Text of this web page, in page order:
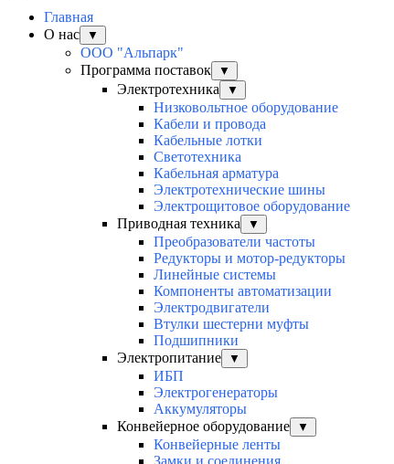
Главная
О нас
▼
ООО "Альпарк"
Программа поставок
▼
Электротехника ▼
Низковольтное оборудование
Кабели и провода
Кабельные лотки
Светотехника
Кабельная арматура
Электротехнические шины
Электрощитовое оборудование
Приводная техника
▼
Преобразователи частоты
Редукторы и мотор-редукторы
Линейные системы
Компоненты автоматизации
Электродвигатели
Втулки шестерни муфты
Подшипники
Электропитание
▼
ИБП
Электрогенераторы
Аккумуляторы
Конвейерное оборудование
▼
Конвейерные ленты